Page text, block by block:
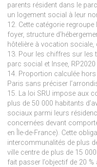
parents résident dans le
un logement social à leur
12. Cette catégorie
foyer, structure
hôtelière à vocation sociale,
13. Pour les chiffres sur les
parc social et Insee,
14. Proportion calculée
Paris sans préciser
15. La loi SRU impose aux
plus de 50 000 habitants
sociaux parmi leurs
concernées devant
en Île-de-France). Cette
intercommunalités de plus
ville centre de plus de 15
fait passer l’objectif de 20 %